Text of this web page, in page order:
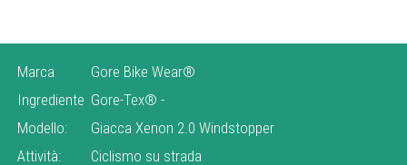
Marca
Gore Bike Wear®
Ingrediente Gore-Tex® -
Modello:
Giacca Xenon 2.0 Windstopper
Attività:
Ciclismo su strada